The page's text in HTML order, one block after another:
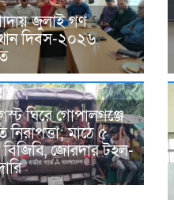
জুলাই গণ
দিবস-২০২৬
ঘিরে গোপালগঞ্জে
নিরাপত্তা; মাঠে ৫
বিজিবি, জোরদার টহল-